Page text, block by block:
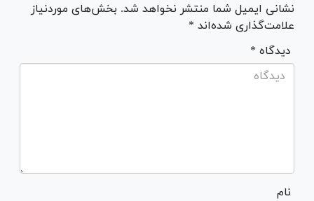
نشانی ایمیل شما منتشر نخواهد شد. بخش‌های موردنیاز
علامت‌گذاری شده‌اند *
* دیدگاه
نام